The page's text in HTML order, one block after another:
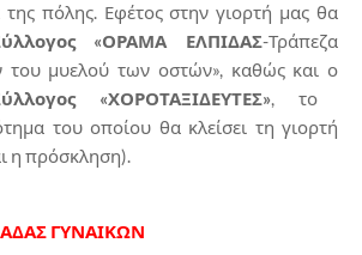
της πόλης. Εφέτος στην γιορτή μας θα
«ΟΡΑΜΑ ΕΛΠΙΔΑΣ-Τράπεζα
του μυελού των οστών», καθώς και ο
«ΧΟΡΟΤΑΞΙΔΕΥΤΕΣ», το
του οποίου θα κλείσει τη γιορτή
η πρόσκληση).
ΓΥΝΑΙΚΩΝ